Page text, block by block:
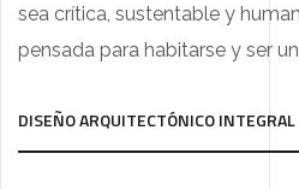
sea crítica, sustentable y
pensada para habitarse y ser
DISEÑO ARQUITECTÓNICO INTEGRAL